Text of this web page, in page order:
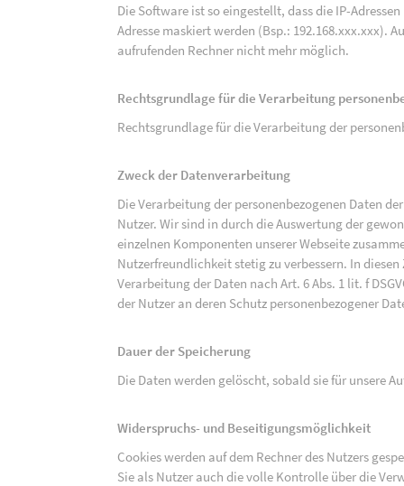
Die Software ist so eingestellt, dass die IP-
Adresse maskiert werden (Bsp.: 192.168.xxx.xxx).
aufrufenden Rechner nicht mehr möglich.
Rechtsgrundlage für die Verarbeitung
Rechtsgrundlage für die Verarbeitung der
Zweck der Datenverarbeitung
Die Verarbeitung der personenbezogenen Daten
Nutzer. Wir sind in durch die Auswertung der
einzelnen Komponenten unserer Webseite
Nutzerfreundlichkeit stetig zu verbessern. In
Verarbeitung der Daten nach Art. 6 Abs. 1 lit. f
der Nutzer an deren Schutz personenbezogener
Dauer der Speicherung
Die Daten werden gelöscht, sobald sie für unsere
Widerspruchs- und Beseitigungsmöglichkeit
Cookies werden auf dem Rechner des Nutzers
Sie als Nutzer auch die volle Kontrolle über die